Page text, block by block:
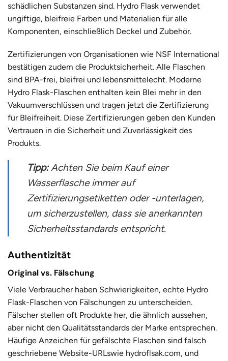
schädlichen Substanzen sind. Hydro Flask verwendet
ungiftige, bleifreie Farben und Materialien für alle
Komponenten, einschließlich Deckel und Zubehör.
Zertifizierungen von Organisationen wie NSF International
bestätigen zudem die Produktsicherheit. Alle Flaschen
sind BPA-frei, bleifrei und lebensmittelecht. Moderne
Hydro Flask-Flaschen enthalten kein Blei mehr in den
Vakuumverschlüssen und tragen jetzt die Zertifizierung
für Bleifreiheit. Diese Zertifizierungen geben den Kunden
Vertrauen in die Sicherheit und Zuverlässigkeit des
Produkts.
Tipp:Achten Sie beim Kauf einer
Wasserflasche immer auf
Zertifizierungsetiketten oder -unterlagen,
um sicherzustellen, dass sie anerkannten
Sicherheitsstandards entspricht.
Authentizität
Original vs. Fälschung
Viele Verbraucher haben Schwierigkeiten, echte Hydro
Flask-Flaschen von Fälschungen zu unterscheiden.
Fälscher stellen oft Produkte her, die ähnlich aussehen,
aber nicht den Qualitätsstandards der Marke entsprechen.
Häufige Anzeichen für gefälschte Flaschen sind falsch
geschriebene Website-URLswie hydroflsak.com, und